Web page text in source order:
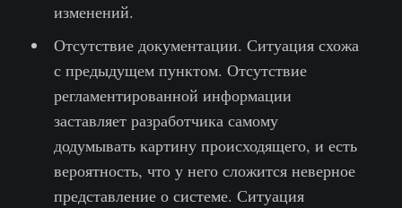
изменений.
Отсутствие документации. Ситуация схожа
с предыдущем пунктом. Отсутствие
регламентированной информации
заставляет разработчика самому
додумывать картину происходящего, и есть
вероятность, что у него сложится неверное
представление о системе. Ситуация